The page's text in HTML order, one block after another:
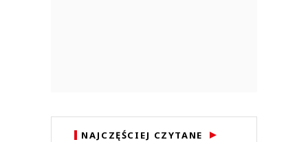
NAJCZĘŚCIEJ CZYTANE